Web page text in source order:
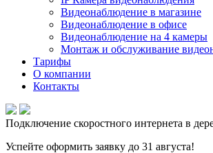
Видеонаблюдение в магазине
Видеонаблюдение в офисе
Видеонаблюдение на 4 камеры
Монтаж и обслуживание
Тарифы
О компании
Контакты
Подключение скоростного интернета в
Успейте оформить заявку до 31 августа!